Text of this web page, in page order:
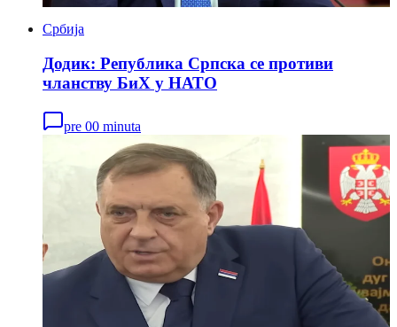
Србија
Додик: Република Српска се противи
чланству БиХ у НАТО
pre 00 minuta